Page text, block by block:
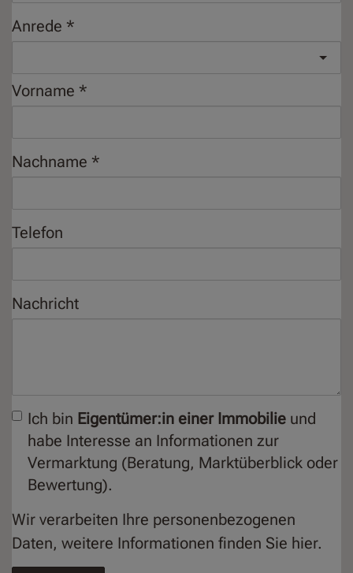
Anrede
Vorname
Nachname
Telefon
Nachricht
Ich bin Eigentümer:in einer Immobilie und
habe Interesse an Informationen zur
Vermarktung (Beratung, Marktüberblick oder
Bewertung).
Wir verarbeiten Ihre personenbezogenen
Daten, weitere Informationen finden Sie hier.